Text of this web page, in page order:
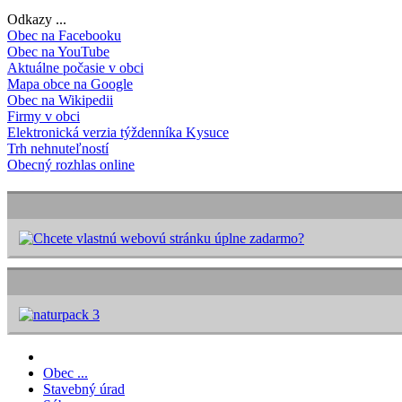
Odkazy ...
Obec na Facebooku
Obec na YouTube
Aktuálne počasie v obci
Mapa obce na Google
Obec na Wikipedii
Firmy v obci
Elektronická verzia týždenníka Kysuce
Trh nehnuteľností
Obecný rozhlas online
Obec ...
Stavebný úrad